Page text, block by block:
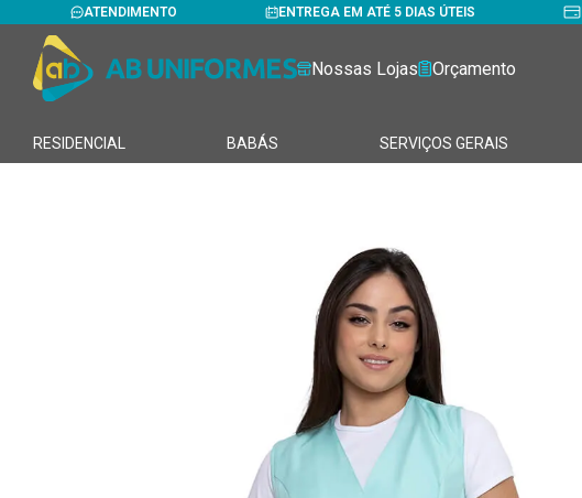
ATENDIMENTO ENTREGA EM ATÉ 5 DIAS ÚTEIS
Nossas Lojas Orçamento
RESIDENCIAL BABÁS SERVIÇOS GERAIS